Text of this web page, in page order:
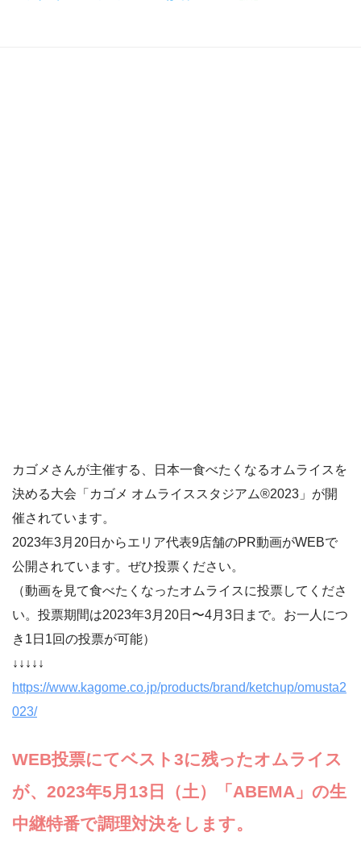
カゴメさんが主催する、日本一食べたくなるオムライスを
決める大会「カゴメ オムライススタジアム®2023」が開
催されています。
2023年3月20日からエリア代表9店舗のPR動画がWEBで
公開されています。ぜひ投票ください。
（動画を見て食べたくなったオムライスに投票してくださ
い。投票期間は2023年3月20日〜4月3日まで。お一人につ
き1日1回の投票が可能）
↓↓↓↓↓
https://www.kagome.co.jp/products/brand/ketchup/omusta2
023/
WEB投票にてベスト3に残ったオムライス
が、2023年5月13日（土）「ABEMA」の生
中継特番で調理対決をします。